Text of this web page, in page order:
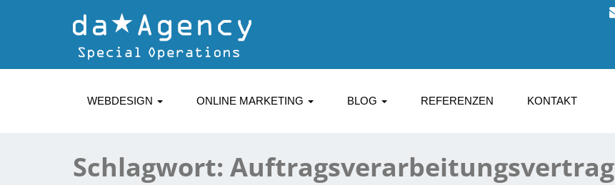
WEBDESIGN ONLINE MARKETING BLOG REFERENZEN KONTAKT
Schlagwort: Auftragsverarbeitungsvertrag